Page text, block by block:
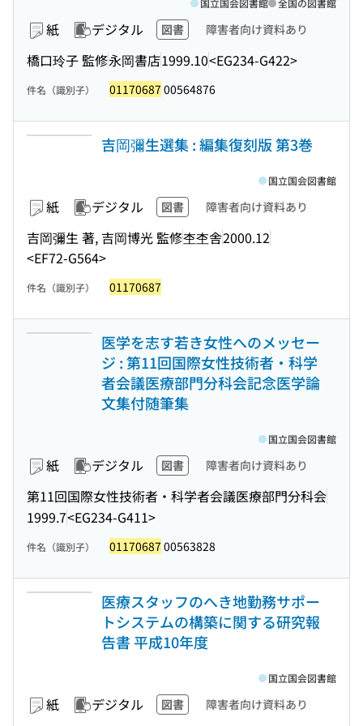
紙 デジタル 図書 障害者向け資料あり
橋口玲子 監修永岡書店1999.10<EG234-G422>
国立国会図書館 全国の図書館
件名（識別子） 01170687 00564876
吉岡彌生選集 : 編集復刻版 第3巻
紙 デジタル 図書 障害者向け資料あり
吉岡彌生 著, 吉岡博光 監修杢杢舎2000.12
<EF72-G564>
国立国会図書館
件名（識別子） 01170687
医学を志す若き女性へのメッセー
ジ : 第11回国際女性技術者・科学
者会議医療部門分科会記念医学論
文集付随筆集
紙 デジタル 図書 障害者向け資料あり
第11回国際女性技術者・科学者会議医療部門分科会
1999.7<EG234-G411>
国立国会図書館
件名（識別子） 01170687 00563828
医療スタッフのへき地勤務サポー
トシステムの構築に関する研究報
告書 平成10年度
紙 デジタル 図書 障害者向け資料あり
国立国会図書館